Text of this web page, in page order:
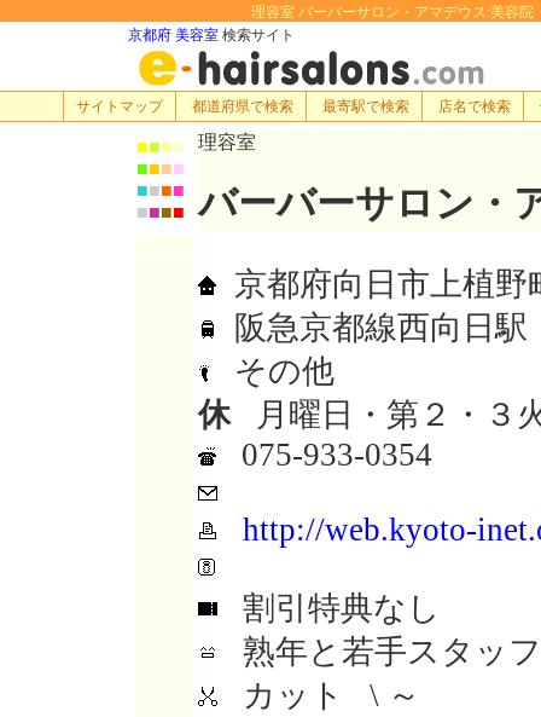
理容室 バーバーサロン・アマデウス:美容院
京都府 美容室 検索サイト
サイトマップ 都道府県で検索 最寄駅で検索 店名で検索
■■■■
■■■■
■■■■
■■■■
理容室
バーバーサロン・
京都府向日市上植野
阪急京都線西向日駅
その他
休月曜日・第２・３
075-933-0354
http://web.kyoto-
割引特典なし
熟年と若手スタッ
カット \ ～